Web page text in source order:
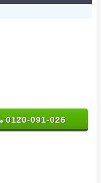
0120-091-026